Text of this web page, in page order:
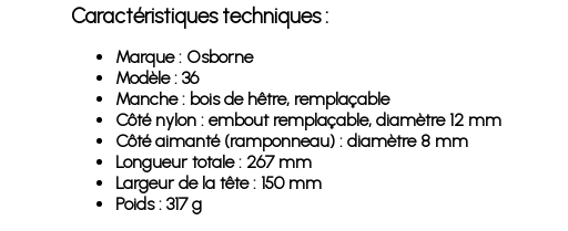
Caractéristiques techniques :
Marque : Osborne
Modèle : 36
Manche : bois de hêtre, remplaçable
Côté nylon : embout remplaçable, diamètre 12 mm
Côté aimanté (ramponneau) : diamètre 8 mm
Longueur totale : 267 mm
Largeur de la tête : 150 mm
Poids : 317 g